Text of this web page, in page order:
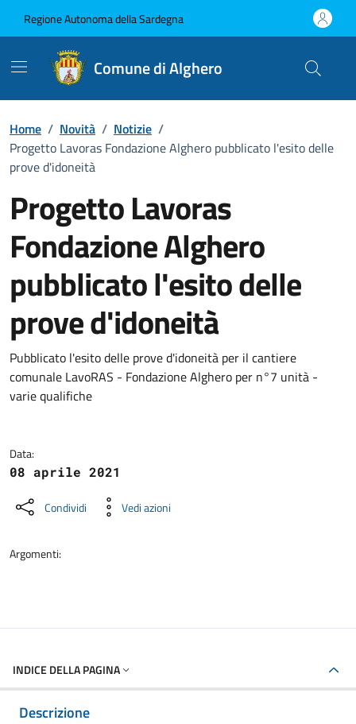
Regione Autonoma della Sardegna
Comune di Alghero
Home / Novità / Notizie /
Progetto Lavoras Fondazione Alghero pubblicato l'esito delle
prove d'idoneità
Progetto Lavoras
Fondazione Alghero
pubblicato l'esito delle
prove d'idoneità
Dettagli della notizia
Pubblicato l'esito delle prove d'idoneità per il cantiere
comunale LavoRAS - Fondazione Alghero per n°7 unità -
varie qualifiche
Data:
08 aprile 2021
Condividi Vedi azioni
Argomenti:
INDICE DELLA PAGINA
Descrizione